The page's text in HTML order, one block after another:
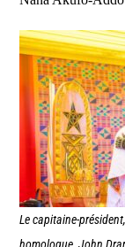
Le capitaine-
homologue, John